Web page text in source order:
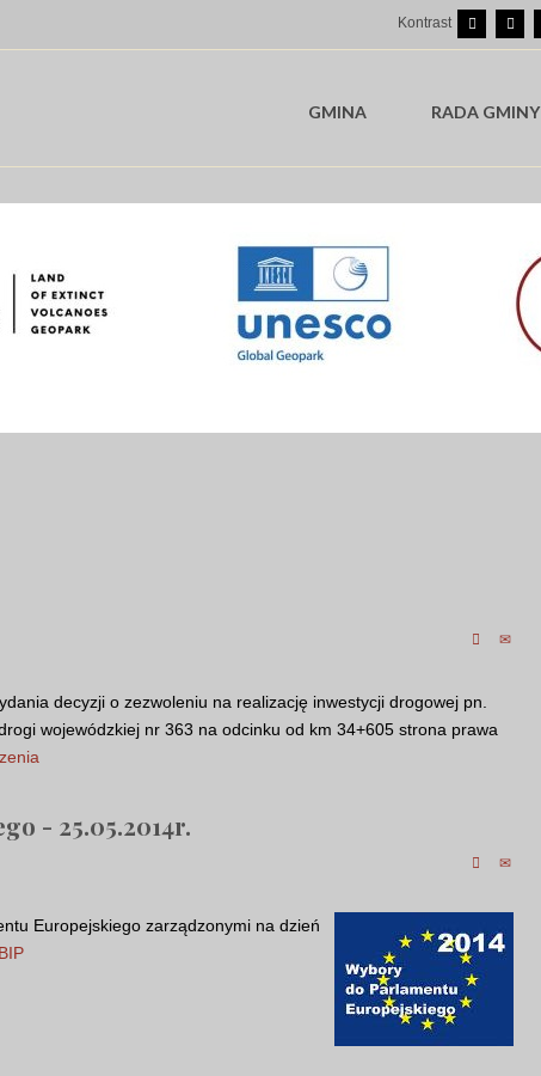
Kontrast
GMINA RADA GMINY
decyzji o zezwoleniu na realizację inwestycji drogowej pn.
wojewódzkiej nr 363 na odcinku od km 34+605 strona prawa
- 25.05.2014r.
Europejskiego zarządzonymi na dzień